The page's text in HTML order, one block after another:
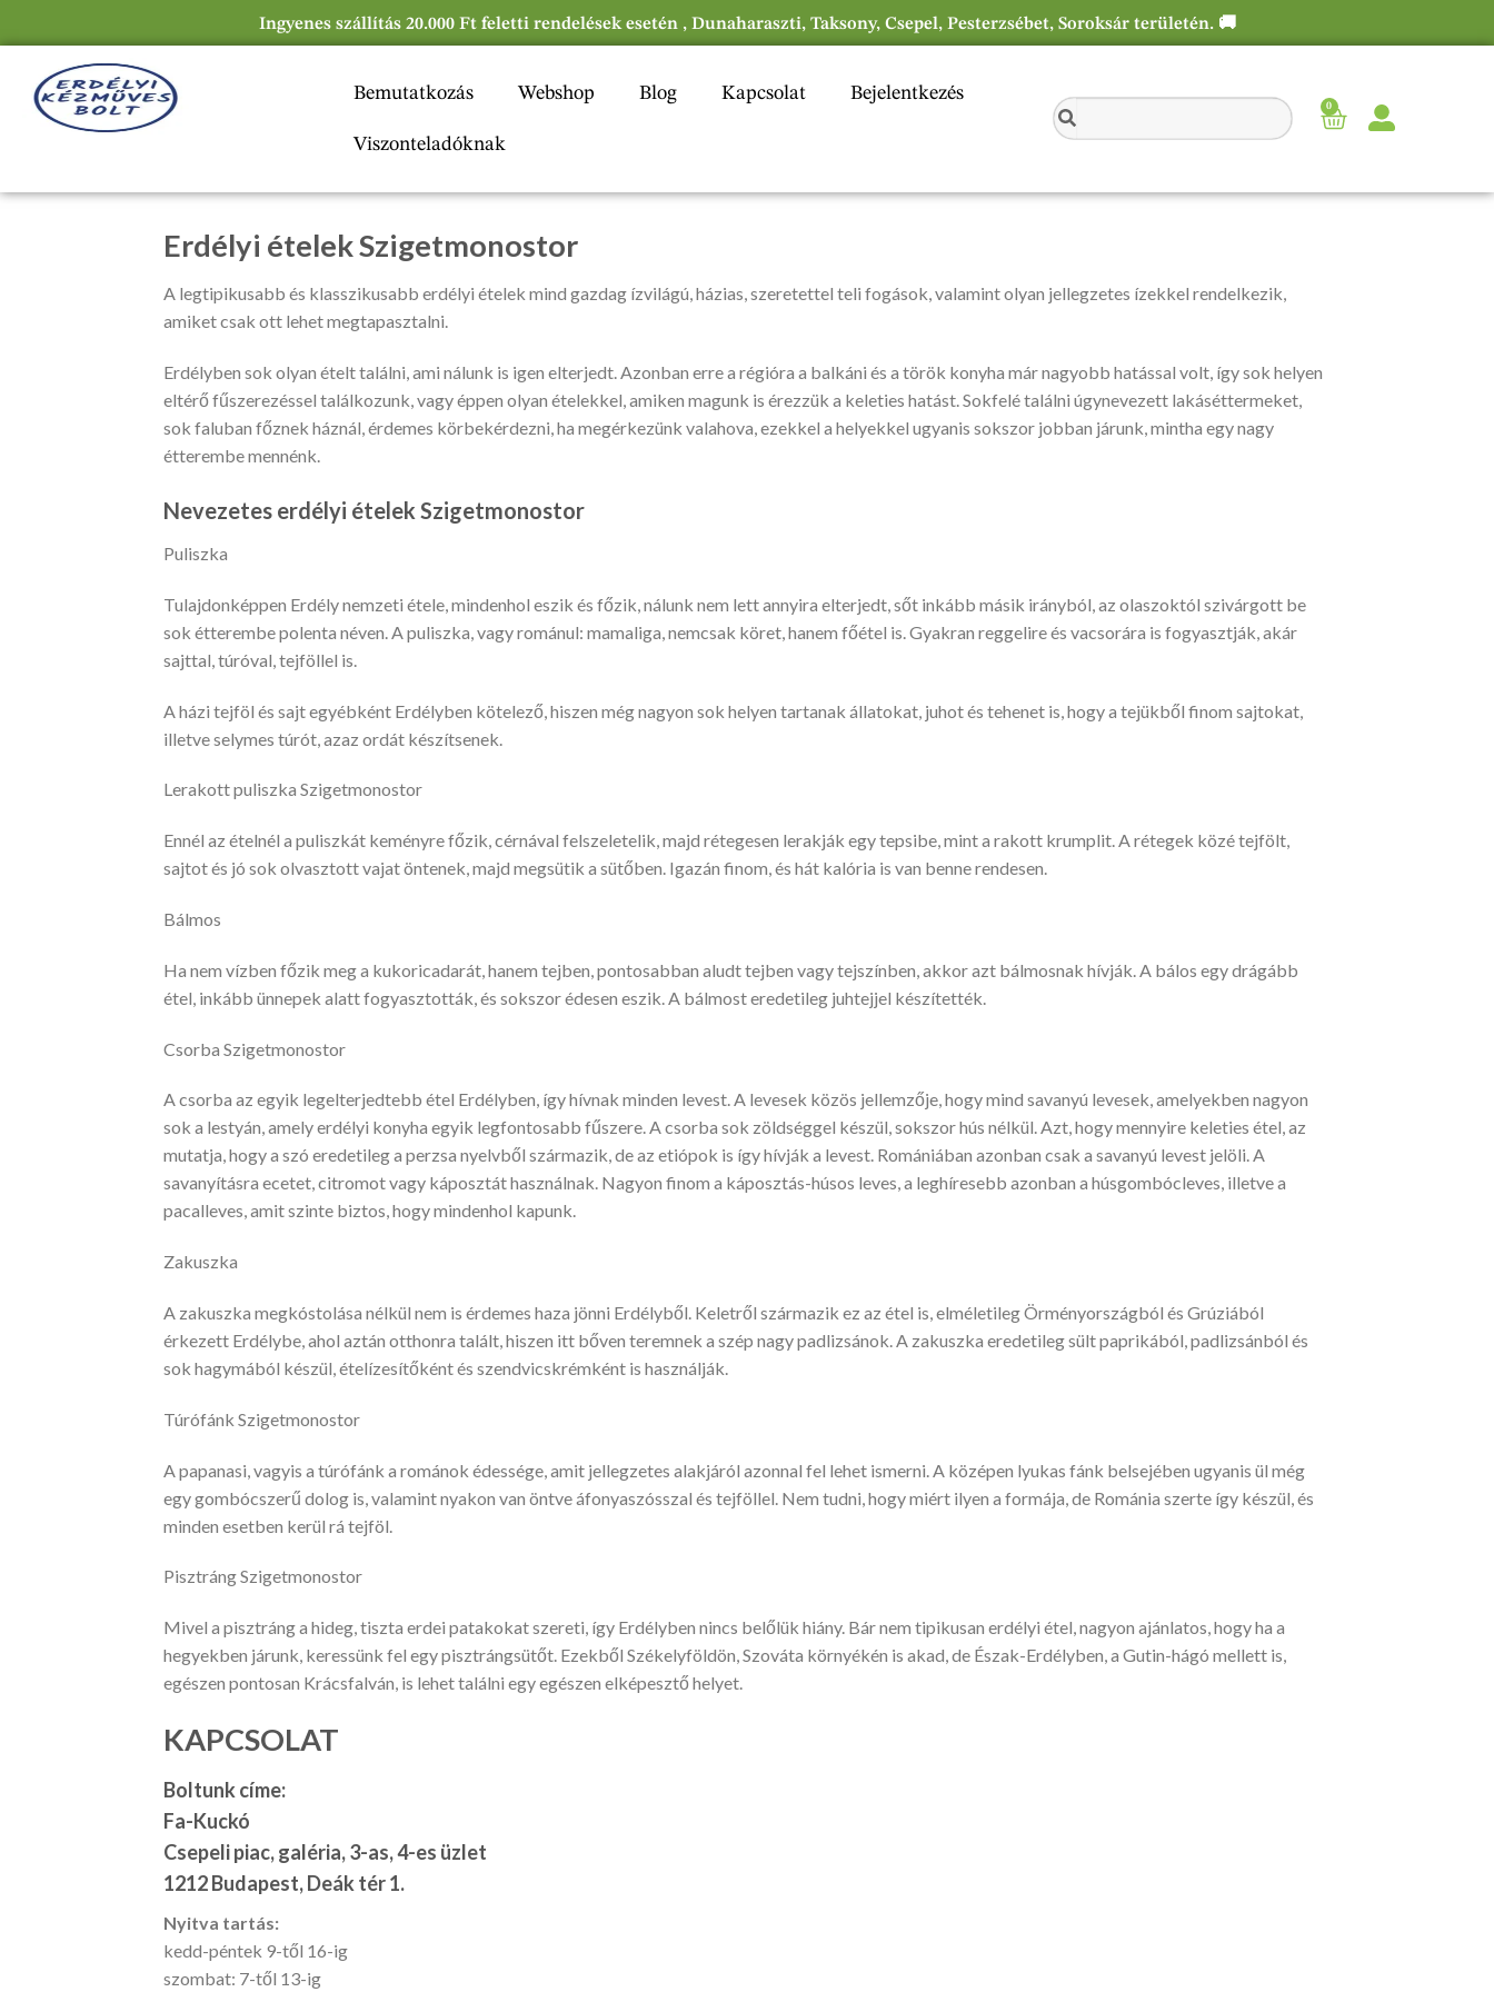
Ingyenes szállítás 20.000 Ft feletti rendelések esetén , Dunaharaszti, Taksony, Csepel, Pesterzsébet, Soroksár területén. 🚚
Bemutatkozás Webshop Blog Kapcsolat Bejelentkezés
Viszonteladóknak
0
Erdélyi ételek Szigetmonostor
A legtipikusabb és klasszikusabb erdélyi ételek mind gazdag ízvilágú, házias, szeretettel teli fogások, valamint olyan jellegzetes ízekkel rendelkezik,
amiket csak ott lehet megtapasztalni.
Erdélyben sok olyan ételt találni, ami nálunk is igen elterjedt. Azonban erre a régióra a balkáni és a török konyha már nagyobb hatással volt, így sok helyen
eltérő fűszerezéssel találkozunk, vagy éppen olyan ételekkel, amiken magunk is érezzük a keleties hatást. Sokfelé találni úgynevezett lakáséttermeket,
sok faluban főznek háznál, érdemes körbekérdezni, ha megérkezünk valahova, ezekkel a helyekkel ugyanis sokszor jobban járunk, mintha egy nagy
étterembe mennénk.
Nevezetes erdélyi ételek Szigetmonostor
Puliszka
Tulajdonképpen Erdély nemzeti étele, mindenhol eszik és főzik, nálunk nem lett annyira elterjedt, sőt inkább másik irányból, az olaszoktól szivárgott be
sok étterembe polenta néven. A puliszka, vagy románul: mamaliga, nemcsak köret, hanem főétel is. Gyakran reggelire és vacsorára is fogyasztják, akár
sajttal, túróval, tejföllel is.
A házi tejföl és sajt egyébként Erdélyben kötelező, hiszen még nagyon sok helyen tartanak állatokat, juhot és tehenet is, hogy a tejükből finom sajtokat,
illetve selymes túrót, azaz ordát készítsenek.
Lerakott puliszka Szigetmonostor
Ennél az ételnél a puliszkát keményre főzik, cérnával felszeletelik, majd rétegesen lerakják egy tepsibe, mint a rakott krumplit. A rétegek közé tejfölt,
sajtot és jó sok olvasztott vajat öntenek, majd megsütik a sütőben. Igazán finom, és hát kalória is van benne rendesen.
Bálmos
Ha nem vízben főzik meg a kukoricadarát, hanem tejben, pontosabban aludt tejben vagy tejszínben, akkor azt bálmosnak hívják. A bálos egy drágább
étel, inkább ünnepek alatt fogyasztották, és sokszor édesen eszik. A bálmost eredetileg juhtejjel készítették.
Csorba Szigetmonostor
A csorba az egyik legelterjedtebb étel Erdélyben, így hívnak minden levest. A levesek közös jellemzője, hogy mind savanyú levesek, amelyekben nagyon
sok a lestyán, amely erdélyi konyha egyik legfontosabb fűszere. A csorba sok zöldséggel készül, sokszor hús nélkül. Azt, hogy mennyire keleties étel, az
mutatja, hogy a szó eredetileg a perzsa nyelvből származik, de az etiópok is így hívják a levest. Romániában azonban csak a savanyú levest jelöli. A
savanyításra ecetet, citromot vagy káposztát használnak. Nagyon finom a káposztás-húsos leves, a leghíresebb azonban a húsgombócleves, illetve a
pacalleves, amit szinte biztos, hogy mindenhol kapunk.
Zakuszka
A zakuszka megkóstolása nélkül nem is érdemes haza jönni Erdélyből. Keletről származik ez az étel is, elméletileg Örményországból és Grúziából
érkezett Erdélybe, ahol aztán otthonra talált, hiszen itt bőven teremnek a szép nagy padlizsánok. A zakuszka eredetileg sült paprikából, padlizsánból és
sok hagymából készül, ételízesítőként és szendvicskrémként is használják.
Túrófánk Szigetmonostor
A papanasi, vagyis a túrófánk a románok édessége, amit jellegzetes alakjáról azonnal fel lehet ismerni. A középen lyukas fánk belsejében ugyanis ül még
egy gombócszerű dolog is, valamint nyakon van öntve áfonyaszósszal és tejföllel. Nem tudni, hogy miért ilyen a formája, de Románia szerte így készül, és
minden esetben kerül rá tejföl.
Pisztráng Szigetmonostor
Mivel a pisztráng a hideg, tiszta erdei patakokat szereti, így Erdélyben nincs belőlük hiány. Bár nem tipikusan erdélyi étel, nagyon ajánlatos, hogy ha a
hegyekben járunk, keressünk fel egy pisztrángsütőt. Ezekből Székelyföldön, Szováta környékén is akad, de Észak-Erdélyben, a Gutin-hágó mellett is,
egészen pontosan Krácsfalván, is lehet találni egy egészen elképesztő helyet.
KAPCSOLAT
Boltunk címe:
Fa-Kuckó
Csepeli piac, galéria, 3-as, 4-es üzlet
1212 Budapest, Deák tér 1.
Nyitva tartás:
kedd-péntek 9-től 16-ig
szombat: 7-től 13-ig